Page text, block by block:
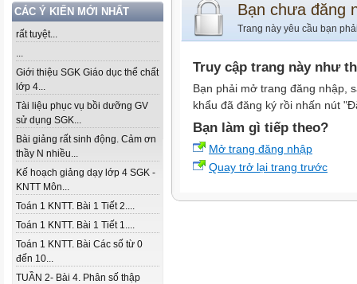
CÁC Ý KIẾN MỚI NHẤT
rất tuyệt...
...
Giới thiệu SGK Giáo dục thể chất
lớp 4...
Tài liệu phục vụ bồi dưỡng GV
sử dụng SGK...
Bài giảng rất sinh động. Cảm ơn
thầy N nhiều...
Kế hoạch giảng dạy lớp 4 SGK -
KNTT Môn...
Toán 1 KNTT. Bài 1 Tiết 2....
Toán 1 KNTT. Bài 1 Tiết 1....
Toán 1 KNTT. Bài Các số từ 0
đến 10...
TUẦN 2- Bài 4. Phân số thập
Bạn chưa đăng
Trang này yêu cầu bạn
Truy cập trang này như
Bạn phải mở trang đăng nhập,
khẩu đã đăng ký rồi nhấn nút
Bạn làm gì tiếp theo?
Mở trang đăng nhập
Quay trở lại trang trước